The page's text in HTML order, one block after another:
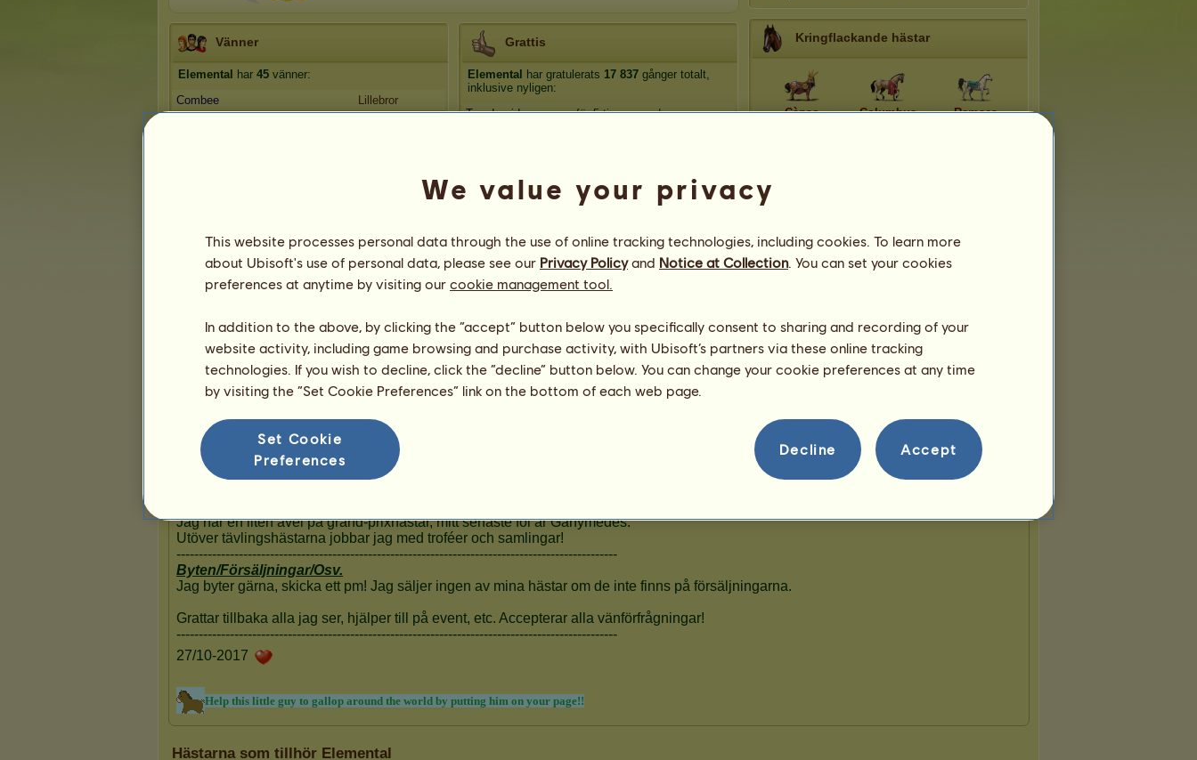
Vänner
Elemental har 45 vänner:
Combee
Lillebror
Grattis
Elemental har gratulerats 17 837 gånger totalt,
inklusive nyligen:
Tora-Ingrid
för 5 timmar sedan
Horselover8
för 9 timmar sedan
Kringflackande hästar
Càpac Columbus Ramses
Appaloosa 2026 Welshponny 2026
Presentation
Hästarna som tillhör Elemental
We value your privacy
This website processes personal data through the use of online tracking technologies, including cookies. To learn more
about Ubisoft's use of personal data, please see our Privacy Policyand Notice at Collection. You can set your cookies
preferences at anytime by visiting our cookie management tool.
In addition to the above, by clicking the “accept” button below you specifically consent to sharing and recording of your
website activity, including game browsing and purchase activity, with Ubisoft’s partners via these online tracking
technologies. If you wish to decline, click the “decline” button below. You can change your cookie preferences at any time
by visiting the “Set Cookie Preferences” link on the bottom of each web page.
Set Cookie
Preferences
Decline Accept